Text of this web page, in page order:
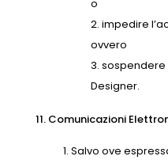
o
impedire
ovvero
sospendere
Designer.
11. Comunicazioni
Salvo ove